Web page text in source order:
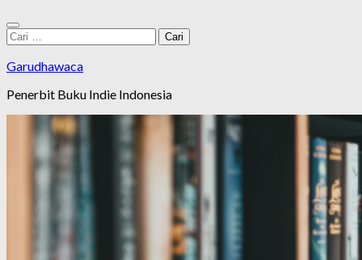
Cari
untuk:
Garudhawaca
Penerbit Buku Indie Indonesia